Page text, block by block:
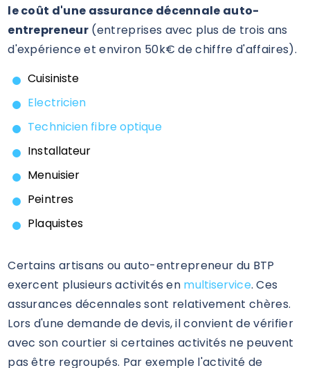
le coût d'une assurance décennale auto-
entrepreneur (entreprises avec plus de trois ans
d'expérience et environ 50k€ de chiffre d'affaires).
Cuisiniste
Electricien
Technicien fibre optique
Installateur
Menuisier
Peintres
Plaquistes
Certains artisans ou auto-entrepreneur du BTP
exercent plusieurs activités en multiservice. Ces
assurances décennales sont relativement chères.
Lors d'une demande de devis, il convient de vérifier
avec son courtier si certaines activités ne peuvent
pas être regroupés. Par exemple l'activité de